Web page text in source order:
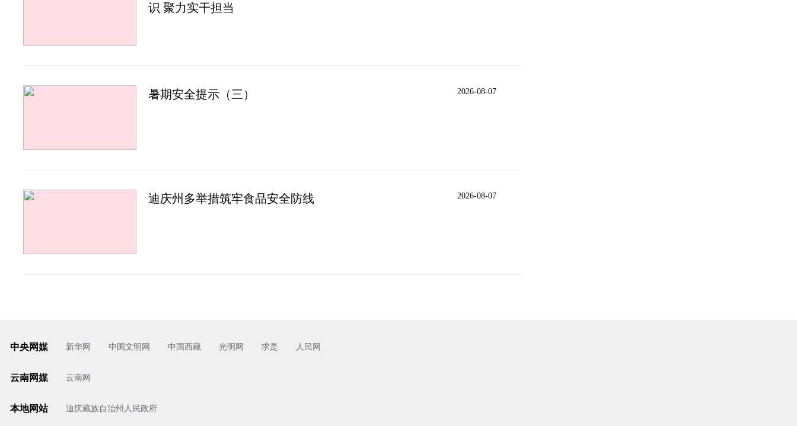
识 聚力实干担当
暑期安全提示（三） 2026-08-07
迪庆州多举措筑牢食品安全防线 2026-08-07
中央网媒 新华网 中国文明网 中国西藏 光明网 求是 人民网
云南网媒 云南网
本地网站 迪庆藏族自治州人民政府